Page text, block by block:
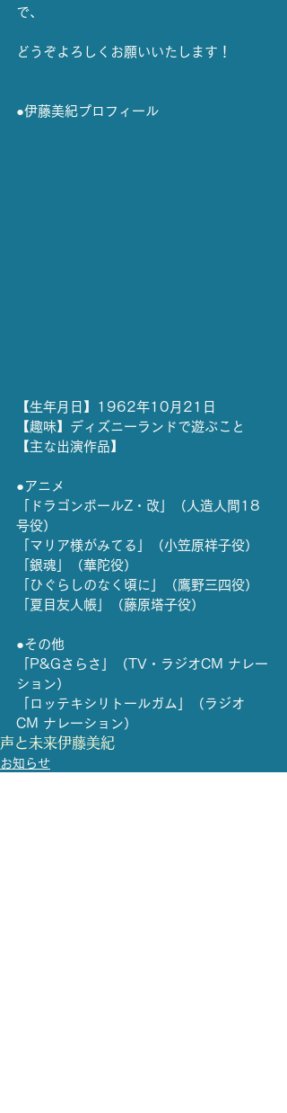
で、
どうぞよろしくお願いいたします！
●伊藤美紀プロフィール
【生年月日】1962年10月21日
【趣味】ディズニーランドで遊ぶこと
【主な出演作品】
●アニメ
「ドラゴンボールZ・改」（人造人間18
号役）
「マリア様がみてる」（小笠原祥子役）
「銀魂」（華陀役）
「ひぐらしのなく頃に」（鷹野三四役）
「夏目友人帳」（藤原塔子役）
●その他
「P&Gさらさ」（TV・ラジオCM ナレー
ション）
「ロッテキシリトールガム」（ラジオ
声と未来伊藤美紀
お知らせ